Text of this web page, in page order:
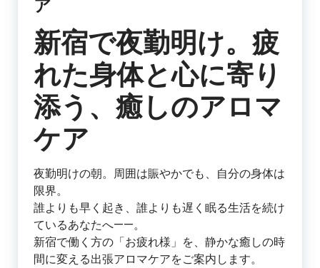
ア
新宿で夜勤明け。疲
れた身体と心に寄り
添う、癒しのアロマ
ケア
夜勤明けの朝。周囲は賑やかでも、自分の身体は
限界。
誰よりも早く起き、誰よりも遅く眠る生活を続け
ているあなたへ——。
新宿で働く方の「お疲れ様」を、静かな癒しの時
間に変える出張アロマケアをご案内します。